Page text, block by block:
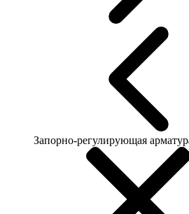
Запорно-регулирующая